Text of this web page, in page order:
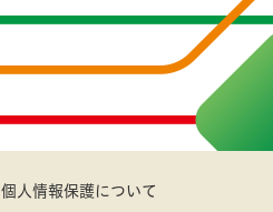
個人情報保護について